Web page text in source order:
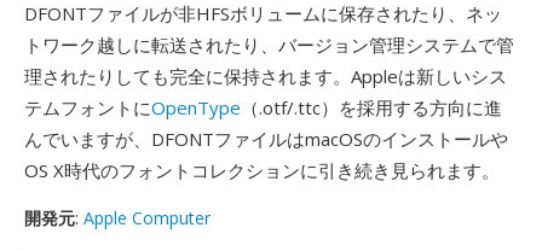
DFONTファイルが非HFSボリュームに保存されたり、ネッ
トワーク越しに転送されたり、バージョン管理システムで管
理されたりしても完全に保持されます。Appleは新しいシス
テムフォントにOpenType （.otf/.ttc）を採用する方向に進
んでいますが、DFONTファイルはmacOSのインストールや
OS X時代のフォントコレクションに引き続き見られます。
開発元: Apple Computer